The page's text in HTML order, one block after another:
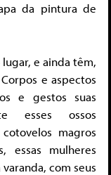
da pintura de
e ainda têm,
Corpos e aspectos
e gestos suas
esses ossos
magros
essas mulheres
com seus